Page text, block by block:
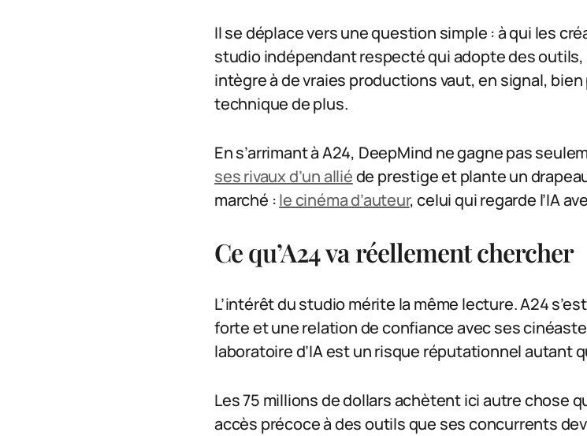
Il se déplace vers une question simple : à qui les
studio indépendant respecté qui adopte des
intègre à de vraies productions vaut, en signal,
technique de plus.
En s’arrimant à A24, DeepMind ne gagne pas
ses rivaux d’un alliéde prestige et plante un
marché :le cinéma d’auteur, celui qui regarde l’IA
Ce qu’A24 va réellement chercher
L’intérêt du studio mérite la même lecture. A24
forte et une relation de confiance avec ses
laboratoire d’IA est un risque réputationnel autant
Les 75 millions de dollars achètent ici autre chose
accès précoce à des outils que ses concurrents